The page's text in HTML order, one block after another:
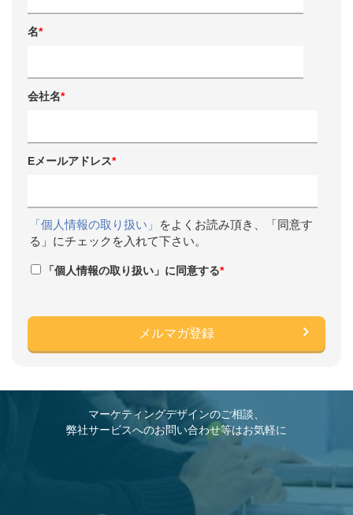
名*
会社名*
Eメールアドレス*
「個人情報の取り扱い」
をよくお読み頂き、「同意す
る」にチェックを入れて下さい。
「個人情報の取り扱い」に同意する*
マーケティングデザインのご相談、
弊社サービスへのお問い合わせ等はお気軽に